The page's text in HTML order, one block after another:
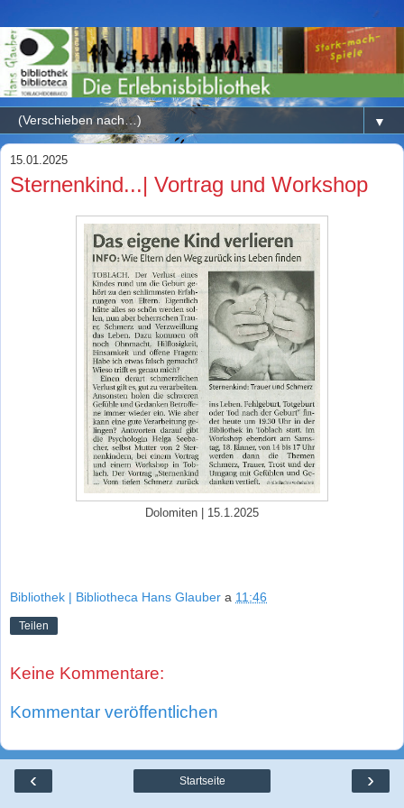
▼
15.01.2025
Sternenkind...| Vortrag und Workshop
Dolomiten | 15.1.2025
Bibliothek | Bibliotheca Hans Glauber a 11:46
Teilen
Keine Kommentare:
Kommentar veröffentlichen
‹ ›
Startseite